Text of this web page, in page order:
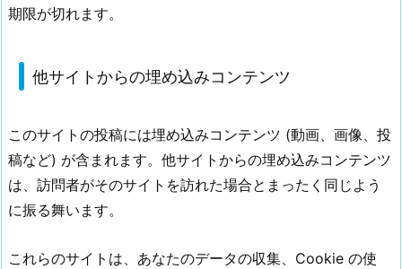
期限が切れます。
他サイトからの埋め込みコンテンツ
このサイトの投稿には埋め込みコンテンツ (動画、画像、投
稿など) が含まれます。他サイトからの埋め込みコンテンツ
は、訪問者がそのサイトを訪れた場合とまったく同じよう
に振る舞います。
これらのサイトは、あなたのデータの収集、Cookie の使